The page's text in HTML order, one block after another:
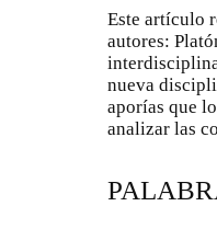
Este artículo
autores:
nueva
aporías que
analizar las